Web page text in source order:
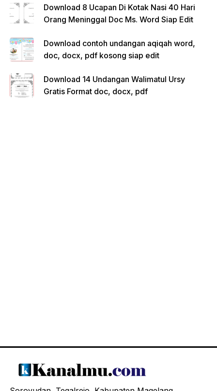
Download 8 Ucapan Di Kotak Nasi 40 Hari
Orang Meninggal Doc Ms. Word Siap Edit
Download contoh undangan aqiqah word,
doc, docx, pdf kosong siap edit
Download 14 Undangan Walimatul Ursy
Gratis Format doc, docx, pdf